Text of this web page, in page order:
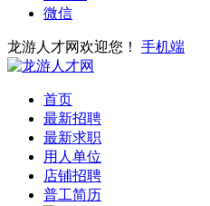
微信
龙游人才网欢迎您！ 手机端
首页
最新招聘
最新求职
用人单位
店铺招聘
普工简历